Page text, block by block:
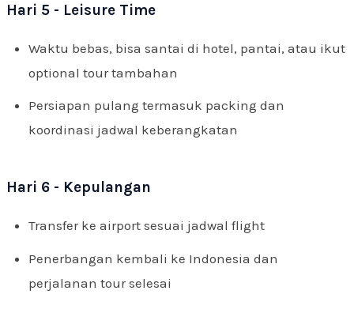
Hari 5 - Leisure Time
Waktu bebas, bisa santai di hotel, pantai, atau ikut
optional tour tambahan
Persiapan pulang termasuk packing dan
koordinasi jadwal keberangkatan
Hari 6 - Kepulangan
Transfer ke airport sesuai jadwal flight
Penerbangan kembali ke Indonesia dan
perjalanan tour selesai